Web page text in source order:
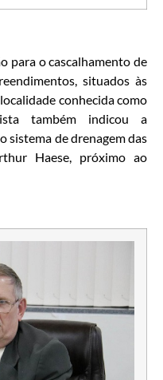
para o cascalhamento de
situados às
conhecida como
também indicou a
sistema de drenagem das
Haese, próximo ao